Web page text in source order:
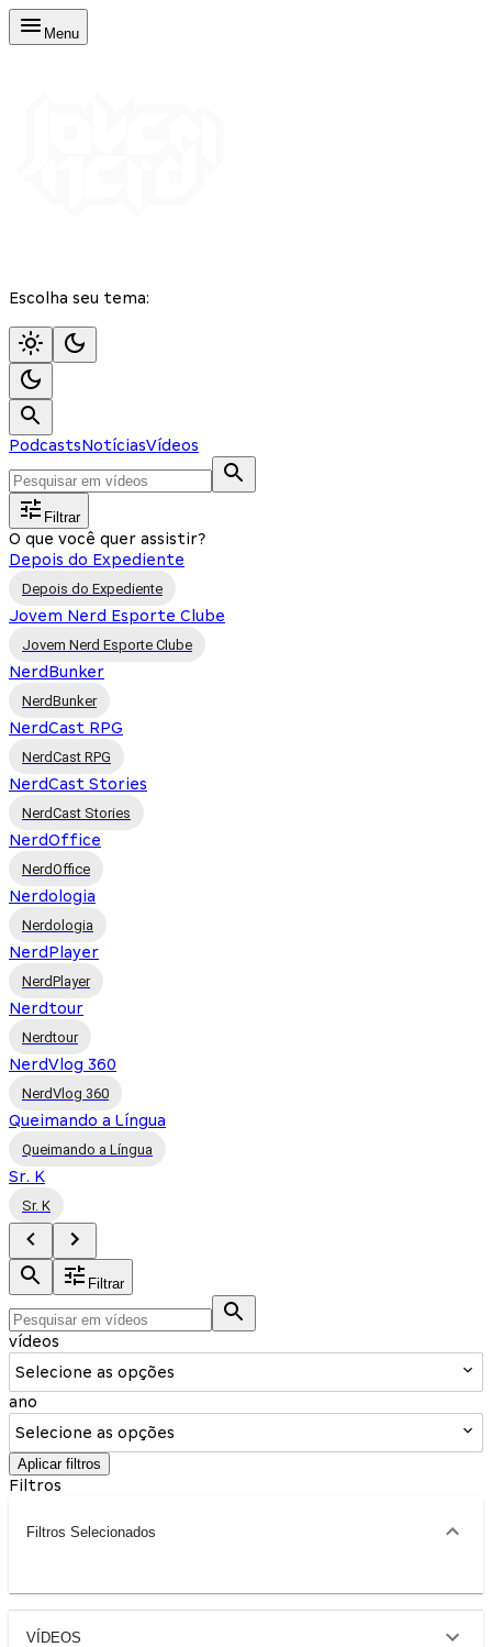
Menu
Escolha seu tema:
PodcastsNotíciasVídeos
Filtrar
O que você quer assistir?
Depois do Expediente
Depois do Expediente
Jovem Nerd Esporte Clube
Jovem Nerd Esporte Clube
NerdBunker
NerdBunker
NerdCast RPG
NerdCast RPG
NerdCast Stories
NerdCast Stories
NerdOffice
NerdOffice
Nerdologia
Nerdologia
NerdPlayer
NerdPlayer
Nerdtour
Nerdtour
NerdVlog 360
NerdVlog 360
Queimando a Língua
Queimando a Língua
Sr. K
Sr. K
Filtrar
vídeos
Selecione as opções
ano
Selecione as opções
Aplicar filtros
Filtros
Filtros Selecionados
VÍDEOS